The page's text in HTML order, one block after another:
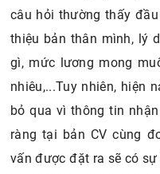
ViewDidDisappear
2. Các câu hỏi khác
3. Lật ngược ván cờ
dụng
4. Để phỏng vấn IOS
4.1. Sự tự tin và
4.2. Thái độ của
câu hỏi thường thấy
thiệu bản thân mình, lý
gì, mức lương mong
nhiêu,...Tuy nhiên, hiện
bỏ qua vì thông tin
ràng tại bản CV cùng
vấn được đặt ra sẽ có